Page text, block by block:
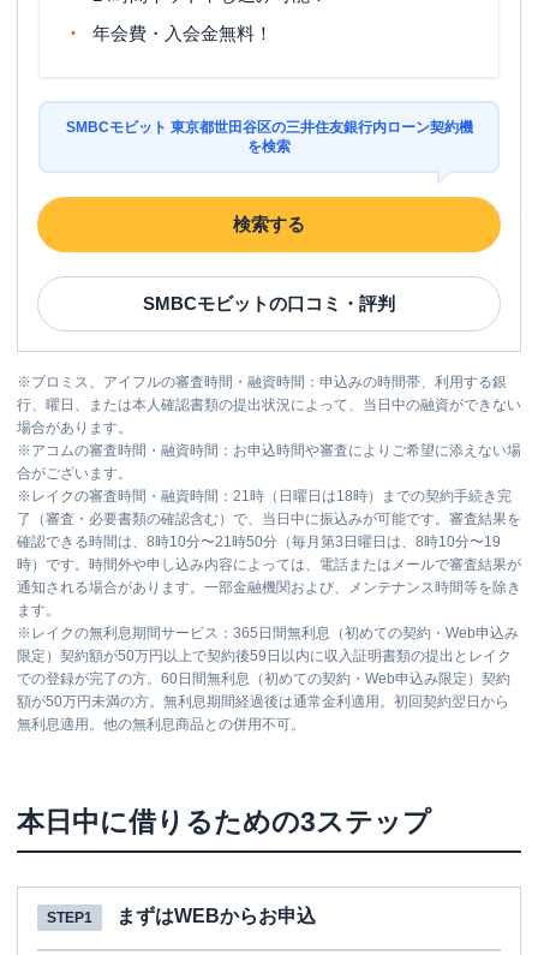
日祝：-
ATM営業時間
はご利用いただけません。
土曜：8：00～22：00
8：00～21：00
ATM 〇
駐車場
住所
営業時間
平日：9：00～15：00
日祝 ：-
ATM営業時間
平日： 6：00～26：00月曜日の6:00～7:00
はご利用いただけません。
土曜：8：00～22：00
日祝： 8：00～21：00
駐車場 〇
住所 東京都世田谷区宮坂3-11-12
営業時間
平日：9：00～15：00
土曜：-
日祝：-
ATM営業時間
はご利用いただけません。
土曜：8：00～22：00
年会費・入会金無料！
SMBCモビット 東京都世田谷区の三井住友銀行内ローン契約機
を検索
検索する
SMBCモビットの口コミ・評判
※プロミス、アイフルの審査時間・融資時間：申込みの時間帯、利用する銀
行、曜日、または本人確認書類の提出状況によって、当日中の融資ができない
場合があります。
※アコムの審査時間・融資時間：お申込時間や審査によりご希望に添えない場
合がございます。
※ レイクの審査時間・融資時間：21時（日曜日は18時）までの契約手続き完
了（審査・必要書類の確認含む）で、当日中に振込みが可能です。審査結果を
確認できる時間は、8時10分〜21時50分（毎月第3日曜日は、8時10分〜19
時）です。時間外や申し込み内容によっては、電話またはメールで審査結果が
通知される場合があります。一部金融機関および、メンテナンス時間等を除き
ます。
※ レイクの無利息期間サービス：365日間無利息（初めての契約・Web申込み
限定）契約額が50万円以上で契約後59日以内に収入証明書類の提出とレイク
での登録が完了の方。60日間無利息（初めての契約・Web申込み限定）契約
額が50万円未満の方。無利息期間経過後は通常金利適用。初回契約翌日から
無利息適用。他の無利息商品との併用不可。
本日中に借りるための3ステップ
STEP1 まずはWEBからお申込